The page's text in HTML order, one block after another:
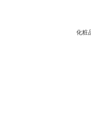
化粧